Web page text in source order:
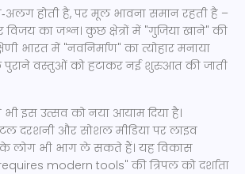
होती है, पर मूल भावना समान रहती है –
विजय का जश्न। कुछ क्षेत्रों में "गुजिया खाने" की
भारत में "नवनिर्माण" का त्योहार मनाया
पुराने वस्तुओं को हटाकर नई शुरुआत की जाती
इस उत्सव को नया आयाम दिया है।
दरशनी और सोशल मीडिया पर लाइव
के लोग भी भाग ले सकते हैं। यह विकास
modern tools" की त्रिपल को दर्शाता